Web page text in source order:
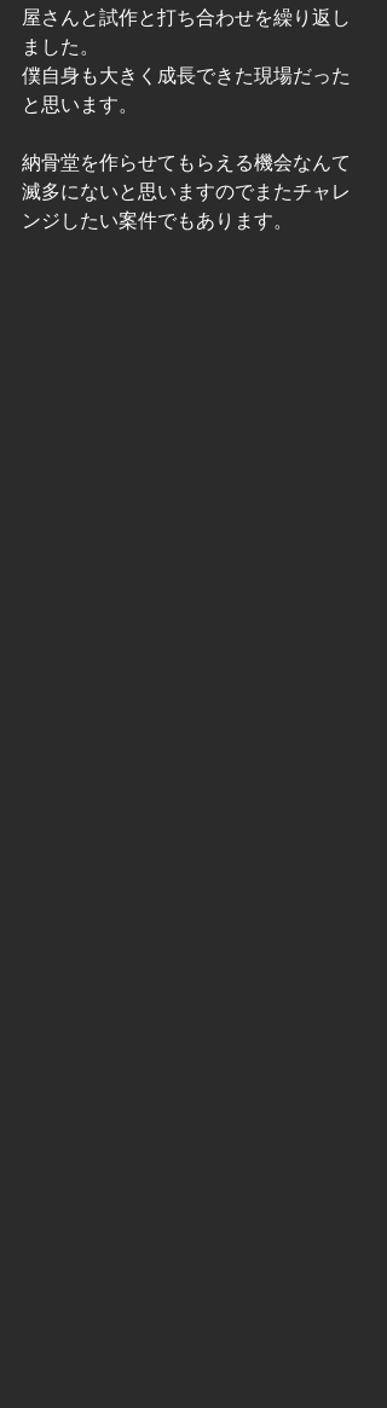
屋さんと試作と打ち合わせを繰り返し
ました。
僕自身も大きく成長できた現場だった
と思います。
納骨堂を作らせてもらえる機会なんて
滅多にないと思いますのでまたチャレ
ンジしたい案件でもあります。